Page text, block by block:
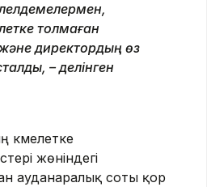
толмаған
директордың өз
– делінген
кәмелетке
жөніндегі
ауданаралық соты қор